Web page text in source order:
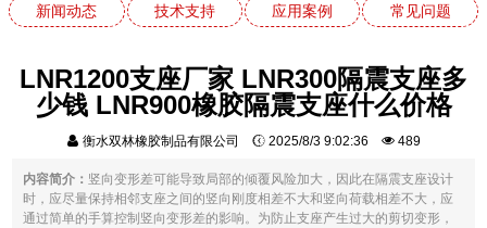
新闻动态 技术支持 应用案例 常见问题
LNR1200支座厂家 LNR300隔震支座多
少钱 LNR900橡胶隔震支座什么价格
衡水双林橡胶制品有限公司 2025/8/3 9:02:36 489
内容简介： 竖向变形差可能导致局部的倾覆风险加大，因此在隔震支座设计
时，应尽量保持相邻支座之间的竖向刚度相差不大和竖向荷载相差不大，应
通过简单的手算控制竖向变形差的影响。为防止支座产生过大的剪切变形，